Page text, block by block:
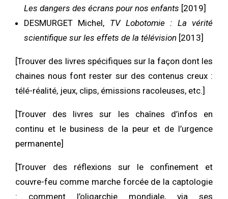
Les dangers des écrans pour nos enfants [2019]
DESMURGET Michel, TV Lobotomie : La vérité
scientifique sur les effets de la télévision [2013]
[Trouver des livres spécifiques sur la façon dont les
chaines nous font rester sur des contenus creux :
télé-réalité, jeux, clips, émissions racoleuses, etc.]
[Trouver des livres sur les chaînes d’infos en
continu et le business de la peur et de l’urgence
permanente]
[Trouver des réflexions sur le confinement et
couvre-feu comme marche forcée de la captologie
: comment l’oligarchie mondiale, via ses